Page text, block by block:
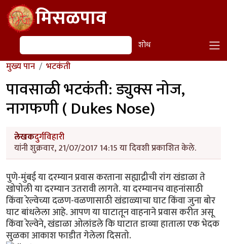
Skip to main contentमिसळपाव
शोध शोध
मुख्य पान भटकंती
पावसाळी भटकंती: ड्युक्स नोज,
नागफणी ( Dukes Nose)
लेखकदुर्गविहारी
यांनी शुक्रवार, 21/07/2017 14:15 या दिवशी प्रकाशित केले.
पुणे-मुंबई या दरम्यान प्रवास करताना सह्याद्रीची रांग खंडाळा ते
खोपोली या दरम्यान उतरावी लागते. या दरम्यानच वाहनांसाठी
किंवा रेल्वेच्या दळण-वळणासाठी खंडाळ्याचा घाट किंवा जुना बोर
घाट बांधलेला आहे. आपण या घाटातून वाहनाने प्रवास करीत असू
किंवा रेल्वेने, खंडाळा ओलांडले कि घाटात डाव्या हाताला एक भेदक
सुळका आकाश फाडीत गेलेला दिसतो.